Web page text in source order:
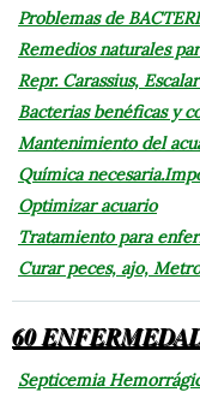
Problemas de
Remedios naturales
Repr. Carassius,
Bacterias benéficas y
Mantenimiento del
Química
Optimizar acuario
Tratamiento para
Curar peces, ajo,
60
Septicemia